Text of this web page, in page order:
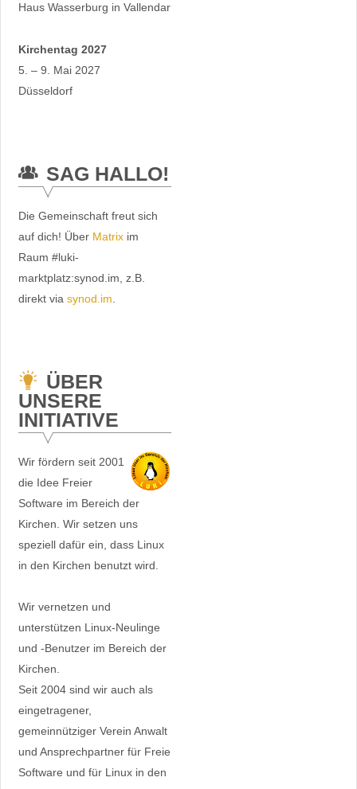
Haus Wasserburg in Vallendar
Kirchentag 2027
5. – 9. Mai 2027
Düsseldorf
SAG HALLO!
Die Gemeinschaft freut sich
auf dich! Über Matrixim
Raum #luki-
marktplatz:synod.im, z.B.
direkt via synod.im
ÜBER
UNSERE
INITIATIVE
Wir fördern seit 2001
die Idee Freier
Software im Bereich der
Kirchen. Wir setzen uns
speziell dafür ein, dass Linux
in den Kirchen benutzt wird.
Wir vernetzen und
unterstützen Linux-Neulinge
und -Benutzer im Bereich der
Kirchen.
Seit 2004 sind wir auch als
eingetragener,
gemeinnütziger Verein Anwalt
und Ansprechpartner für Freie
Software und für Linux in den